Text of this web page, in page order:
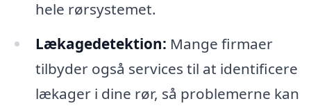
hele rørsystemet.
Lækagedetektion: Mange firmaer
tilbyder også services til at identificere
lækager i dine rør, så problemerne kan